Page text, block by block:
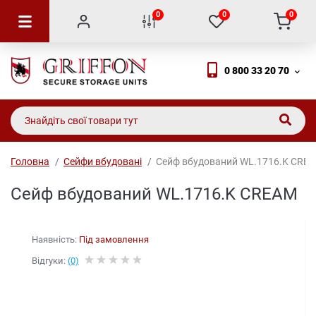
0 0 0
0 800 33 20 70
Головна Сейфи вбудовані Сейф вбудований WL.1716.K
Сейф вбудований WL.1716.K CREAM
Наявність: Під замовлення
Відгуки: (0)